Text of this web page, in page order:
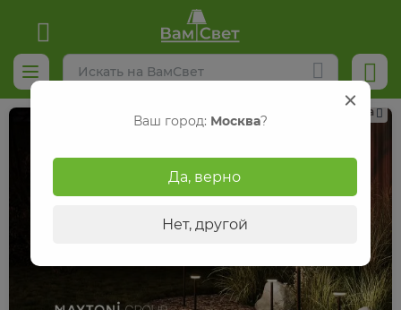
Реклама
Ваш город: Москва?
Да, верно
Нет, другой